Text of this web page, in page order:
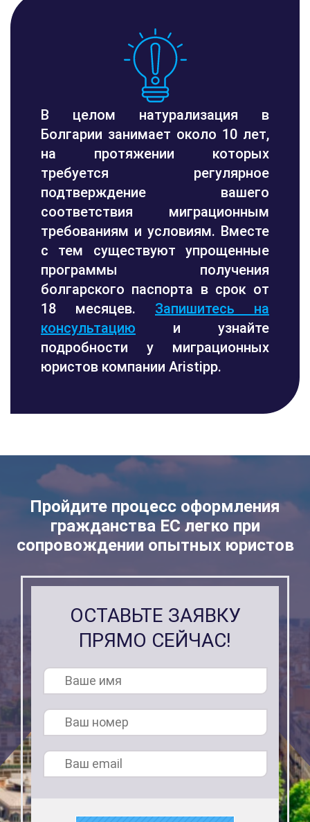
В целом натурализация в
Болгарии занимает около 10 лет,
на протяжении которых
требуется регулярное
подтверждение вашего
соответствия миграционным
требованиям и условиям. Вместе
с тем существуют упрощенные
программы получения
болгарского паспорта в срок от
18 месяцев. Запишитесь на
консультацию и узнайте
подробности у миграционных
юристов компании Aristipp.
Пройдите процесс оформления
гражданства ЕС легко при
сопровождении опытных юристов
ОСТАВЬТЕ ЗАЯВКУ
ПРЯМО СЕЙЧАС!